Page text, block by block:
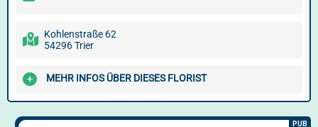
Kohlenstraße 62
54296 Trier
MEHR INFOS ÜBER DIESES FLORIST